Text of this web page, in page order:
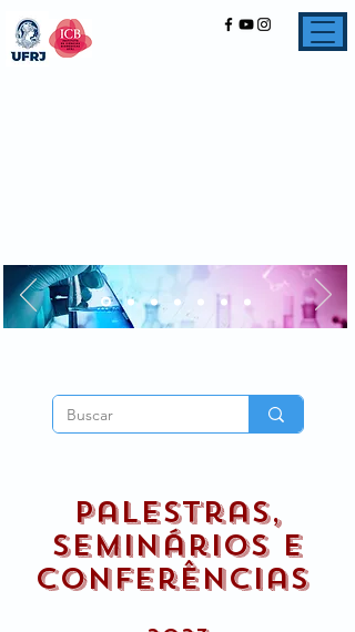
Palestras,
seminários e
conferências